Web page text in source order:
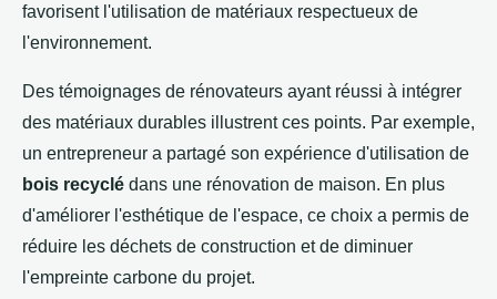
favorisent l'utilisation de matériaux respectueux de
l'environnement.
Des témoignages de rénovateurs ayant réussi à intégrer
des matériaux durables illustrent ces points. Par exemple,
un entrepreneur a partagé son expérience d'utilisation de
bois recyclé dans une rénovation de maison. En plus
d'améliorer l'esthétique de l'espace, ce choix a permis de
réduire les déchets de construction et de diminuer
l'empreinte carbone du projet.